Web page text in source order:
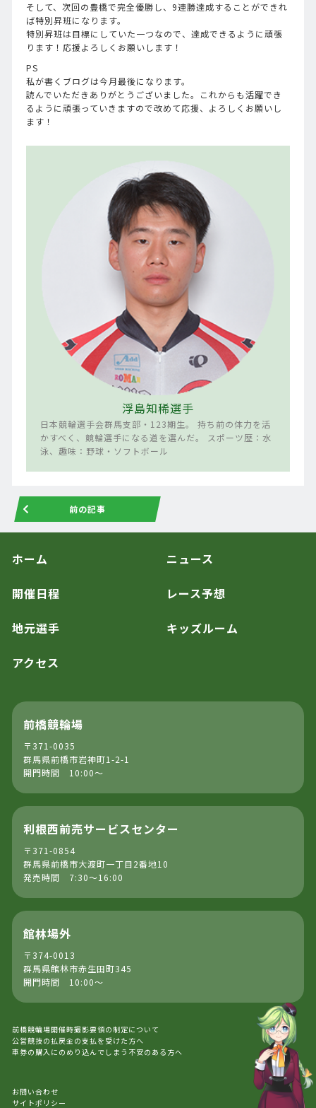
そして、次回の豊橋で完全優勝し、9連勝達成することができれ
ば特別昇班になります。
特別昇班は目標にしていた一つなので、達成できるように頑張
ります！応援よろしくお願いします！
PS
私が書くブログは今月最後になります。
読んでいただきありがとうございました。これからも活躍でき
るように頑張っていきますので改めて応援、よろしくお願いし
ます！
浮島知稀選手
日本競輪選手会群馬支部・123期生。 持ち前の体力を活
かすべく、競輪選手になる道を選んだ。 スポーツ歴：水
泳、趣味：野球・ソフトボール
前の記事
ホーム ニュース
開催日程 レース予想
地元選手 キッズルーム
アクセス
前橋競輪場
〒371-0035
群馬県前橋市岩神町1-2-1
開門時間 10:00～
利根西前売サービスセンター
〒371-0854
群馬県前橋市大渡町一丁目2番地10
発売時間 7:30～16:00
館林場外
〒374-0013
群馬県館林市赤生田町345
開門時間 10:00～
前橋競輪場開催時撮影要領の制定について
公営競技の払戻金の支払を受けた方へ
車券の購入にのめり込んでしまう不安のある方へ
お問い合わせ
サイトポリシー